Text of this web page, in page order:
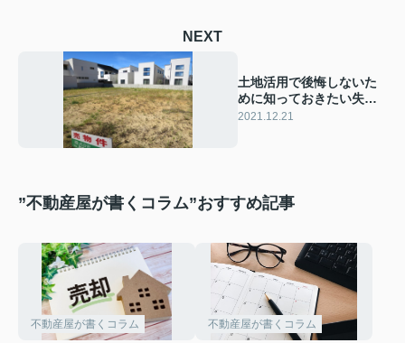
NEXT
土地活用で後悔しないた
めに知っておきたい失敗
例と成功例をご紹介
2021.12.21
”不動産屋が書くコラム”おすすめ記事
不動産屋が書くコラム 不動産屋が書くコラム